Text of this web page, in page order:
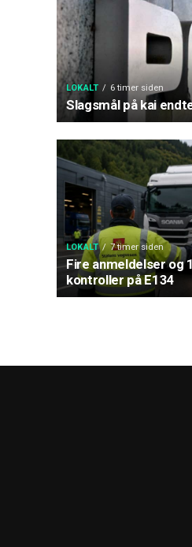
LOKALT 6 timer siden
Slagsmål på kai
LOKALT 7 timer siden
Fire anmeldelser
kontroller på E134